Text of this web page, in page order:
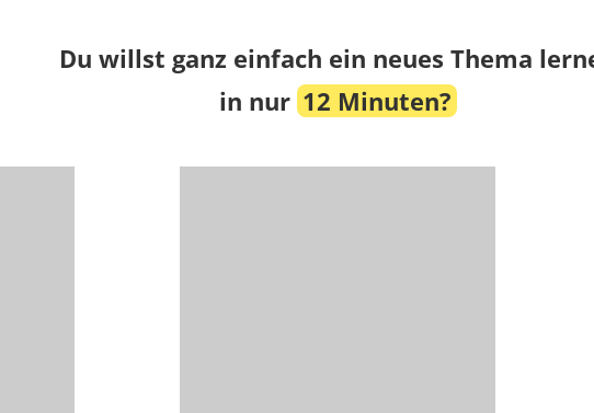
Du willst ganz einfach ein neues Thema
in nur 12 Minuten?